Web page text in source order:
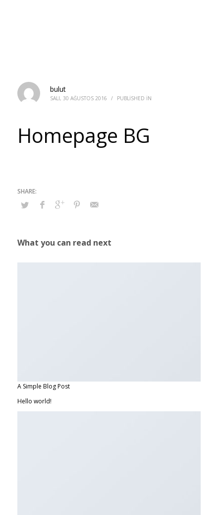
bulut
SALI, 30 AĞUSTOS 2016 / PUBLISHED IN
Homepage BG
What you can read next
A Simple Blog Post
Hello world!